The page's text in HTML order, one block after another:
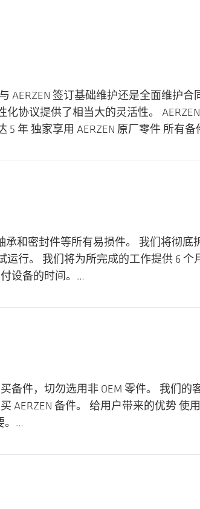
AERZEN 签订基础维护还是全面维护
协议提供了相当大的灵活性。
年 独家享用 AERZEN 原厂零件 所有
承和密封件等所有易损件。 我们将彻
行。 我们将为所完成的工作提供 6 个
设备的时间。…
备件，切勿选用非 OEM 零件。 我们
AERZEN 备件。 给用户带来的优势 使
。…